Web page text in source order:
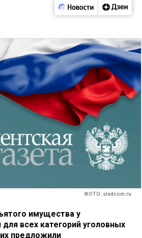
ФОТО: sledcom.ru
имущества у
всех категорий уголовных
предложили